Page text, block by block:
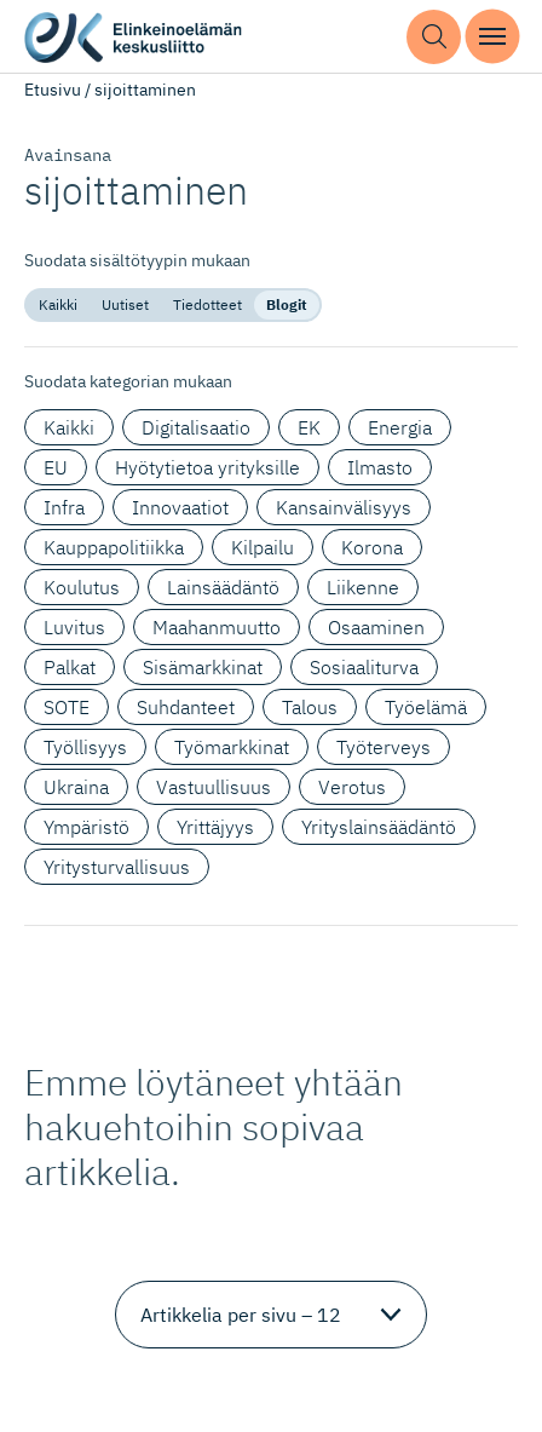
Etusivu /sijoittaminen
Avainsana
sijoittaminen
Suodata sisältötyypin mukaan
Kaikki Uutiset Tiedotteet Blogit
Suodata kategorian mukaan
Kaikki Digitalisaatio EK
Energia
EU
Hyötytietoa yrityksille
Ilmasto
Infra
Innovaatiot
Kansainvälisyys
Kauppapolitiikka
Kilpailu
Korona
Koulutus
Lainsäädäntö
Liikenne
Luvitus
Maahanmuutto
Osaaminen
Palkat
Sisämarkkinat
Sosiaaliturva
SOTE
Suhdanteet Talous
Työelämä
Työllisyys
Työmarkkinat
Työterveys
Ukraina
Vastuullisuus
Verotus
Ympäristö
Yrittäjyys
Yrityslainsäädäntö
Yritysturvallisuus
Emme löytäneet yhtään
hakuehtoihin sopivaa
artikkelia.